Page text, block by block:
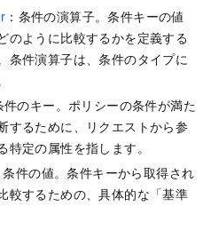
：条件の演算子。条件キーの値
のように比較するかを定義する
条件演算子は、条件のタイプに
のキー。ポリシーの条件が満た
するために、リクエストから参
特定の属性を指します。
件の値。条件キーから取得され
較するための、具体的な「基準